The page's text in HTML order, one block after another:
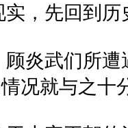
，先回到历
炎武们所遭
况就与之十